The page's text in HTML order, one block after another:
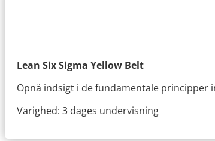
Lean Six Sigma Yellow Belt
Opnå indsigt i de fundamentale principper
Varighed: 3 dages undervisning